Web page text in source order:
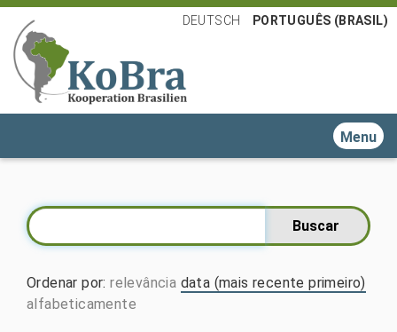
DEUTSCH PORTUGUÊS (BRASIL)
Toggle
Ordenar por:relevância data (mais recente primeiro)
alfabeticamente